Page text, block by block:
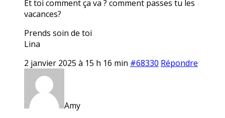
Et toi comment ça va ? comment passes tu les
vacances?
Prends soin de toi
Lina
2 janvier 2025 à 15 h 16 min #68330 Répondre
Amy